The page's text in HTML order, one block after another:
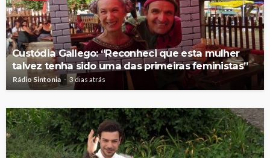
Custódia Gallego: “Reconheci que esta mulher
talvez tenha sido uma das primeiras feministas”
Rádio Sintonia 3 dias atrás